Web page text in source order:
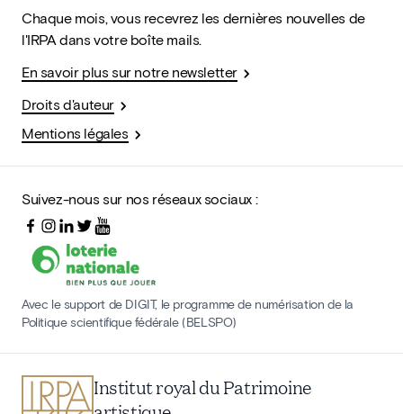
Chaque mois, vous recevrez les dernières nouvelles de
l'IRPA dans votre boîte mails.
En savoir plus sur notre newsletter
Droits d'auteur
Mentions légales
Suivez-nous sur nos réseaux sociaux :
Avec le support de DIGIT, le programme de numérisation de la
Politique scientifique fédérale (BELSPO)
Institut royal du Patrimoine